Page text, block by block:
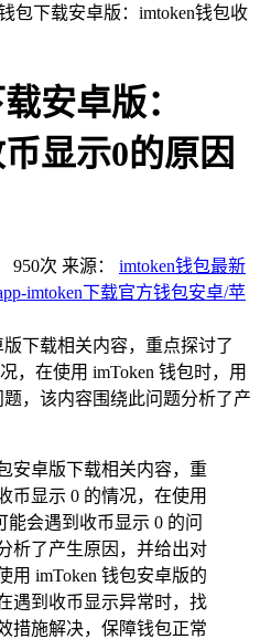
包下载安卓版：imtoken钱包收
安卓版：
显示0的原因
950次 来源： imtoken钱包最新
imtoken下载官方钱包安卓/苹
下载相关内容，重点探讨了
，在使用 imToken 钱包时，用
，该内容围绕此问题分析了产
安卓版下载相关内容，重
币显示 0 的情况，在使用
能会遇到收币显示 0 的问
析了产生原因，并给出对
用 imToken 钱包安卓版的
遇到收币显示异常时，找
措施解决，保障钱包正常